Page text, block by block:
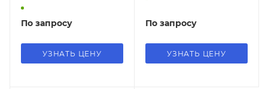
По запросу
УЗНАТЬ ЦЕНУ
По запросу
УЗНАТЬ ЦЕНУ